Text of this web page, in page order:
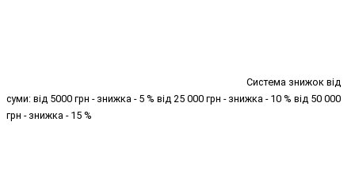
Система знижок від
суми: від 5000 грн - знижка - 5 % від 25 000 грн - знижка - 10 % від 50 000
грн - знижка - 15 %